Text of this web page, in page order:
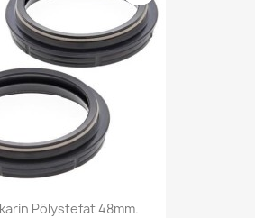
Pölystefat 48mm.